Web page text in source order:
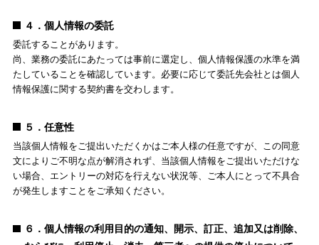
ただし、法令に基づく場合、人の生命、身体又は財産の保護のた
必要であって、ご本人の同意を取ることが困難な場合、ご本人様
意なく個人情報の利用・提供を行うことがあります。
委託することがあります。
尚、業務の委託にあたっては事前に選定し、個人情報保護の水準
たしていることを確認しています。必要に応じて委託先会社とは
情報保護に関する契約書を交わします。
当該個人情報をご提出いただくかはご本人様の任意ですが、この